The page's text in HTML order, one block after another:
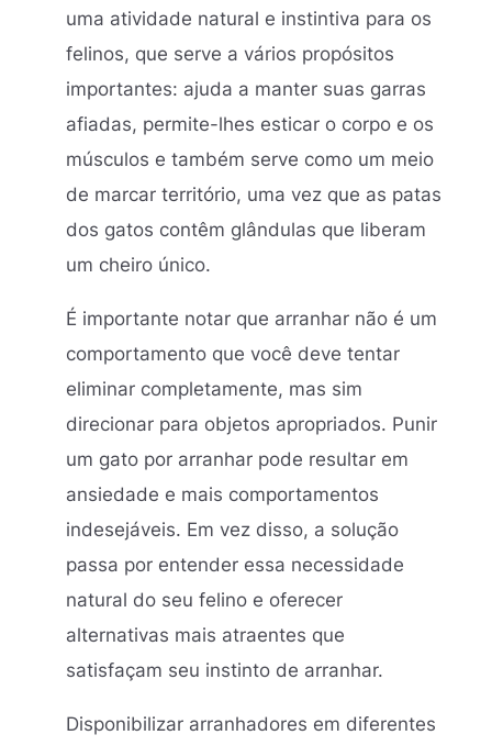
uma atividade natural e instintiva para os
felinos, que serve a vários propósitos
importantes: ajuda a manter suas garras
afiadas, permite-lhes esticar o corpo e os
músculos e também serve como um meio
de marcar território, uma vez que as patas
dos gatos contêm glândulas que liberam
um cheiro único.
É importante notar que arranhar não é um
comportamento que você deve tentar
eliminar completamente, mas sim
direcionar para objetos apropriados. Punir
um gato por arranhar pode resultar em
ansiedade e mais comportamentos
indesejáveis. Em vez disso, a solução
passa por entender essa necessidade
natural do seu felino e oferecer
alternativas mais atraentes que
satisfaçam seu instinto de arranhar.
Disponibilizar arranhadores em diferentes